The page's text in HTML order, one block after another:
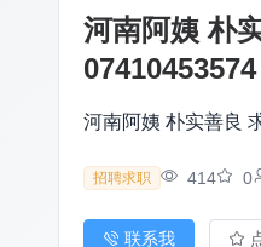
河南阿姨 朴
河南阿姨 朴实善良
招聘求职 414 0
联系我